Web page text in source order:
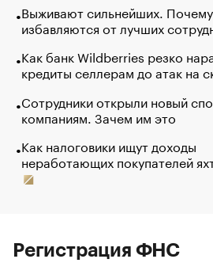
Выживают сильнейших.
избавляются от лучших
Как банк Wildberries резко
кредиты селлерам до атак на
Сотрудники открыли новый
компаниям. Зачем им это
Как налоговики ищут доходы
неработающих покупателей
Регистрация ФНС